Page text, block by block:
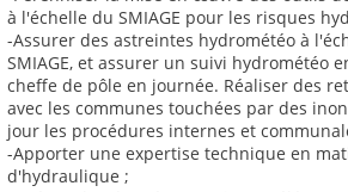
à l'échelle du SMIAGE pour les risques
-Assurer des astreintes hydrométéo à
SMIAGE, et assurer un suivi hydrométéo
cheffe de pôle en journée. Réaliser des
avec les communes touchées par des
jour les procédures internes et
-Apporter une expertise technique en
d'hydraulique ;